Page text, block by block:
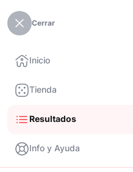
Cerrar
Inicio
Tienda
Resultados
Info y Ayuda